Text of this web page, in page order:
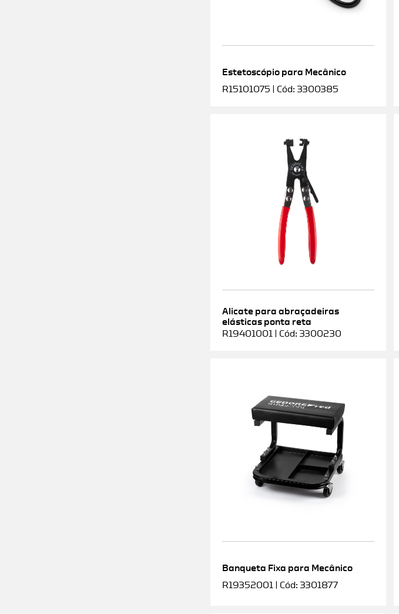
Estetoscópio para Mecânico
R15101075 | Cód: 3300385
Alicate para abraçadeiras
elásticas ponta reta
R19401001 | Cód: 3300230
Banqueta Fixa para Mecânico
R19352001 | Cód: 3301877